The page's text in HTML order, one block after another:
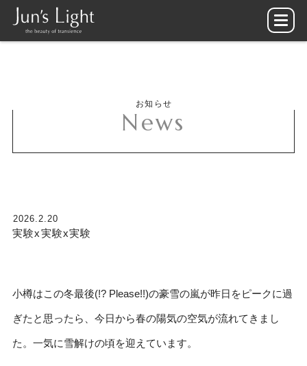
お知らせ
News
2026.2.20
実験x実験x実験
小樽はこの冬最後(!? Please!!)の豪雪の嵐が昨日をピークに過
ぎたと思ったら、今日から春の陽気の空気が流れてきまし
た。一気に雪解けの頃を迎えています。